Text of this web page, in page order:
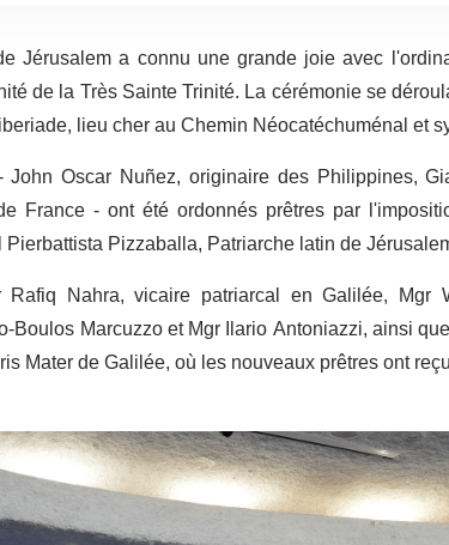
Jérusalem a connu une grande joie avec
de la Très Sainte Trinité. La cérémonie se
lieu cher au Chemin Néocatéchuménal et
Oscar Nuñez, originaire des Philippines,
France - ont été ordonnés prêtres par
Pizzaballa, Patriarche latin de
Rafiq Nahra, vicaire patriarcal en Galilée,
Boulos Marcuzzo et Mgr Ilario Antoniazzi, ainsi
Mater de Galilée, où les nouveaux prêtres ont